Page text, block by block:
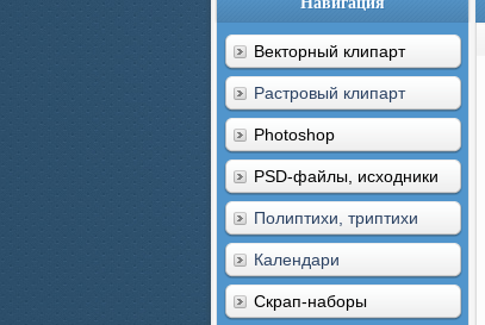
Векторный клипарт
Растровый клипарт
Photoshop
PSD-файлы, исходники
Полиптихи, триптихи
Календари
Скрап-наборы